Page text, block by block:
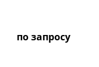
по запросу